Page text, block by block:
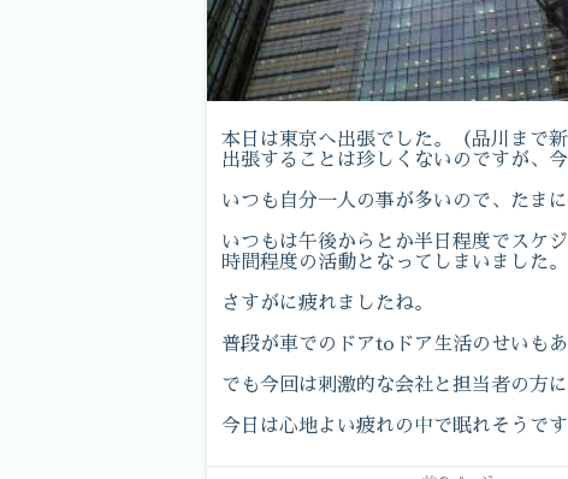
本日は東京へ出張でした。（品川まで
出張することは珍しくないのですが、
いつも自分一人の事が多いので、たま
いつもは午後からとか半日程度でスケ
時間程度の活動となってしまいました。
さすがに疲れましたね。
普段が車でのドアtoドア生活のせいも
でも今回は刺激的な会社と担当者の方
今日は心地よい疲れの中で眠れそうです